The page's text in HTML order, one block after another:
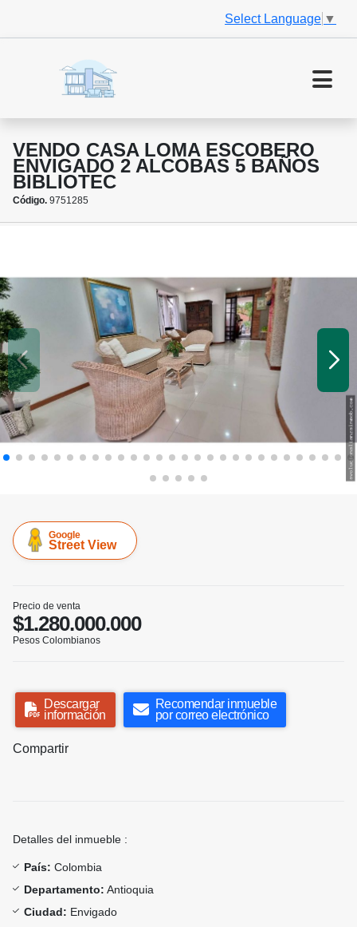
Select Language ▼
VENDO CASA LOMA ESCOBERO
ENVIGADO 2 ALCOBAS 5 BAÑOS
BIBLIOTEC
Código. 9751285
Google
Street View
Precio de venta
$1.280.000.000
Pesos Colombianos
Descargar
información
Recomendar inmueble
por correo electrónico
Compartir
Detalles del inmueble :
País: Colombia
Departamento: Antioquia
Ciudad: Envigado